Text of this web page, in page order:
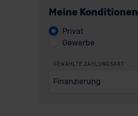
Meine Konditionen
Privat
Gewerbe
GEWÄHLTE ZAHLUNGSART
Finanzierung